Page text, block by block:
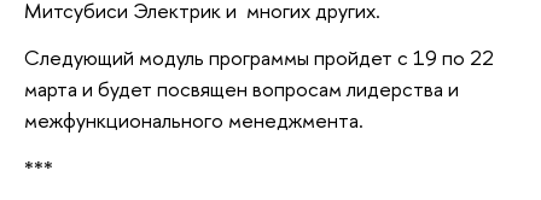
Митсубиси Электрик и многих других.
Следующий модуль программы пройдет с 19 по 22
марта и будет посвящен вопросам лидерства и
межфункционального менеджмента.
***